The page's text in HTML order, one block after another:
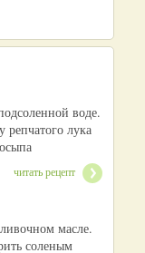
воде.
репчатого лука
читать рецепт
масле.
соленым